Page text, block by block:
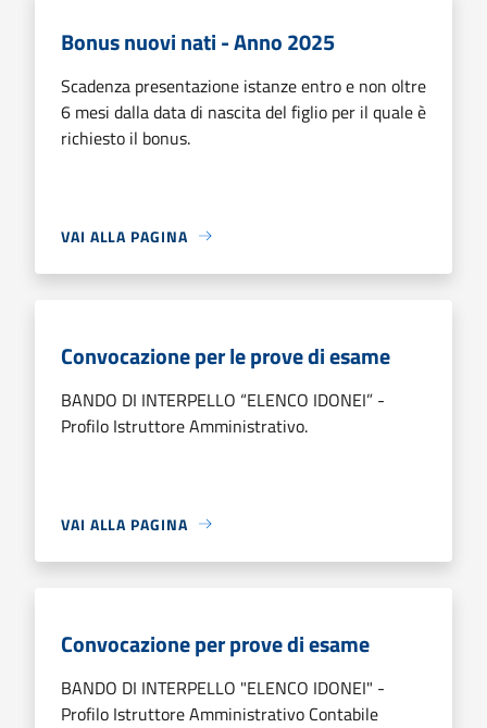
Bonus nuovi nati - Anno 2025
Scadenza presentazione istanze entro e non oltre
6 mesi dalla data di nascita del figlio per il quale è
richiesto il bonus.
VAI ALLA PAGINA
Convocazione per le prove di esame
BANDO DI INTERPELLO “ELENCO IDONEI” -
Profilo Istruttore Amministrativo.
VAI ALLA PAGINA
Convocazione per prove di esame
BANDO DI INTERPELLO "ELENCO IDONEI" -
Profilo Istruttore Amministrativo Contabile